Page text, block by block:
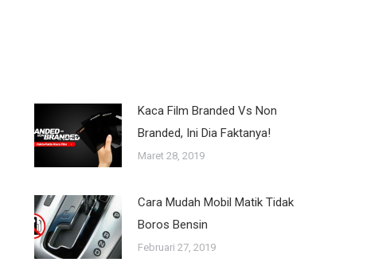
Kaca Film Branded Vs Non
Branded, Ini Dia Faktanya!
Maret 28, 2019
Cara Mudah Mobil Matik Tidak
Boros Bensin
Februari 27, 2019